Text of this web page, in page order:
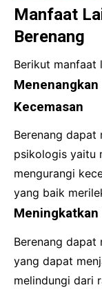
Manfaat
Berenang
Berikut manfaat
Kecemasan
Berenang dapat
psikologis yaitu
mengurangi
yang baik
Berenang dapat
yang dapat
melindungi dari